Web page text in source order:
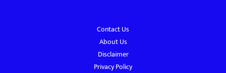
Contact Us
About Us
Disclaimer
Privacy Policy